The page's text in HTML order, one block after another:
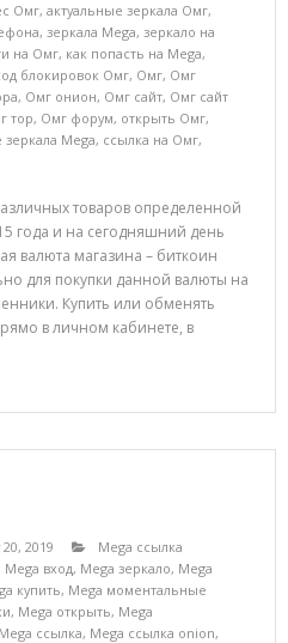
Омг, актуальные зеркала Омг,
, зеркала Mega, зеркало на
на Омг, как попасть на Mega,
блокировок Омг, Омг, Омг
, Омг онион, Омг сайт, Омг сайт
тор, Омг форум, открыть Омг,
зеркала Mega, ссылка на Омг,
товаров определенной
года и на сегодняшний день
валюта магазина – биткоин
для покупки данной валюты на
Купить или обменять
в личном кабинете, в
20, 2019
Mega ссылка
Mega вход, Mega зеркало, Mega
купить, Mega моментальные
, Mega открыть, Mega
Mega ссылка, Mega ссылка onion,